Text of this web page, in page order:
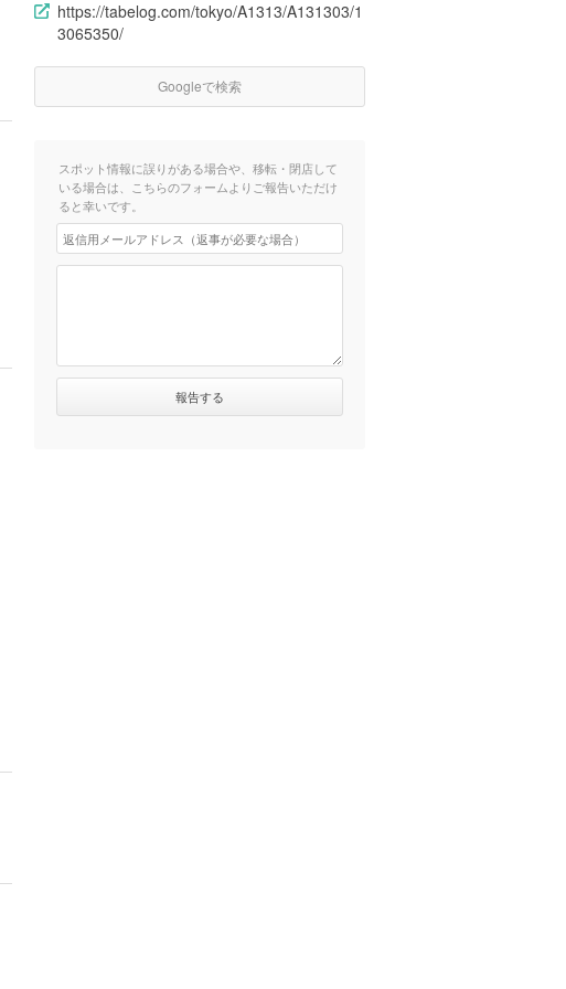
https://tabelog.com/tokyo/A1313/A131303/1
3065350/
Googleで検索
スポット情報に誤りがある場合や、移転・閉店して
いる場合は、こちらのフォームよりご報告いただけ
ると幸いです。